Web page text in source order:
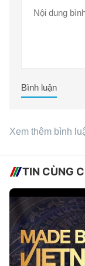
Bình luận
Xem thêm bình
TIN CÙNG